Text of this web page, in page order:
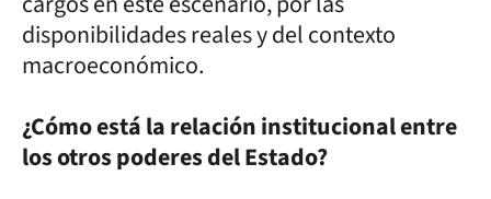
disponibilidades reales y del contexto
macroeconómico.
¿Cómo está la relación institucional entre
los otros poderes del Estado?